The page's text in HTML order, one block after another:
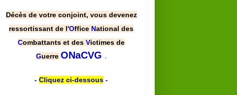
Décès de votre conjoint, vous devenez
ressortissant de l'Office National des
Combattants et des Victimes de
Guerre ONaCVG .
- Cliquez ci-dessous -